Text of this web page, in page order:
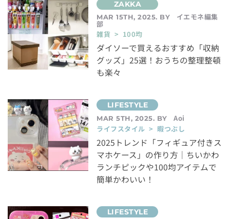
MAR 15TH, 2025. BY イエモネ編集
部
雑貨 > 100均
ダイソーで買えるおすすめ「収納
グッズ」25選！おうちの整理整頓
も楽々
MAR 5TH, 2025. BY
Aoi
ライフスタイル > 暇つぶし
2025トレンド「フィギュア付きス
マホケース」の作り方｜ちいかわ
ランチピックや100均アイテムで
簡単かわいい！